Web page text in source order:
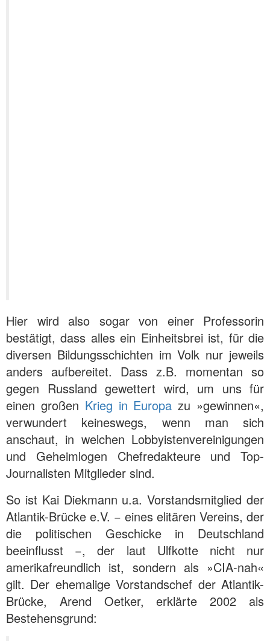
Hier wird also sogar von einer Professorin
bestätigt, dass alles ein Einheitsbrei ist, für die
diversen Bildungsschichten im Volk nur jeweils
anders aufbereitet. Dass z.B. momentan so
gegen Russland gewettert wird, um uns für
einen großen Krieg in Europa zu »gewinnen«,
verwundert keineswegs, wenn man sich
anschaut, in welchen Lobbyistenvereinigungen
und Geheimlogen Chefredakteure und Top-
Journalisten Mitglieder sind.
So ist Kai Diekmann u.a. Vorstandsmitglied der
Atlantik-Brücke e.V. − eines elitären Vereins, der
die politischen Geschicke in Deutschland
beeinflusst −, der laut Ulfkotte nicht nur
amerikafreundlich ist, sondern als »CIA-nah«
gilt. Der ehemalige Vorstandschef der Atlantik-
Brücke, Arend Oetker, erklärte 2002 als
Bestehensgrund: